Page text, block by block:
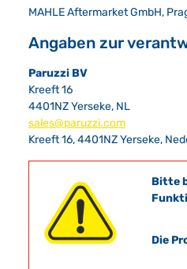
MAHLE Aftermarket GmbH,
Angaben zur
Paruzzi BV
Kreeft 16
4401NZ Yerseke, NL
sales@paruzzi.com
Kreeft 16, 4401NZ Yerseke,
Bitte
Die